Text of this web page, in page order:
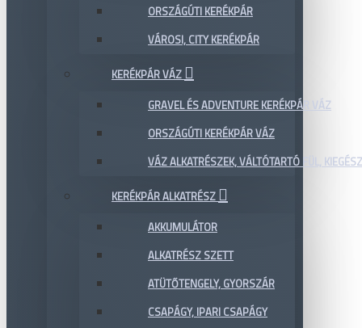
ORSZÁGÚTI KERÉKPÁR
VÁROSI, CITY KERÉKPÁR
KERÉKPÁR VÁZ
GRAVEL ÉS ADVENTURE KERÉKPÁR VÁZ
ORSZÁGÚTI KERÉKPÁR VÁZ
VÁZ ALKATRÉSZEK, VÁLTÓTARTÓ FÜL,
KERÉKPÁR ALKATRÉSZ
AKKUMULÁTOR
ALKATRÉSZ SZETT
ATÜTŐTENGELY, GYORSZÁR
CSAPÁGY, IPARI CSAPÁGY